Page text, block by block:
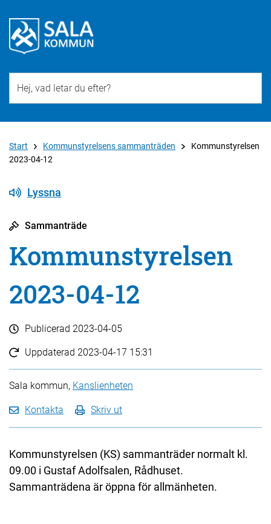
Start Kommunstyrelsens sammanträden
Kommunstyrelsen
2023-04-12
Lyssna
Sammanträde
Kommunstyrelsen
2023-04-12
Publicerad 2023-04-05
Uppdaterad 2023-04-17 15:31
Sala kommun, Kanslienheten
Kontakta Skriv ut
Kommunstyrelsen (KS) sammanträder normalt kl.
09.00 i Gustaf Adolfsalen, Rådhuset.
Sammanträdena är öppna för allmänheten.